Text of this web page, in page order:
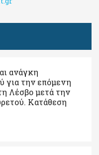
ανάγκη
για την επόμενη
Λέσβο μετά την
Kατάθεση